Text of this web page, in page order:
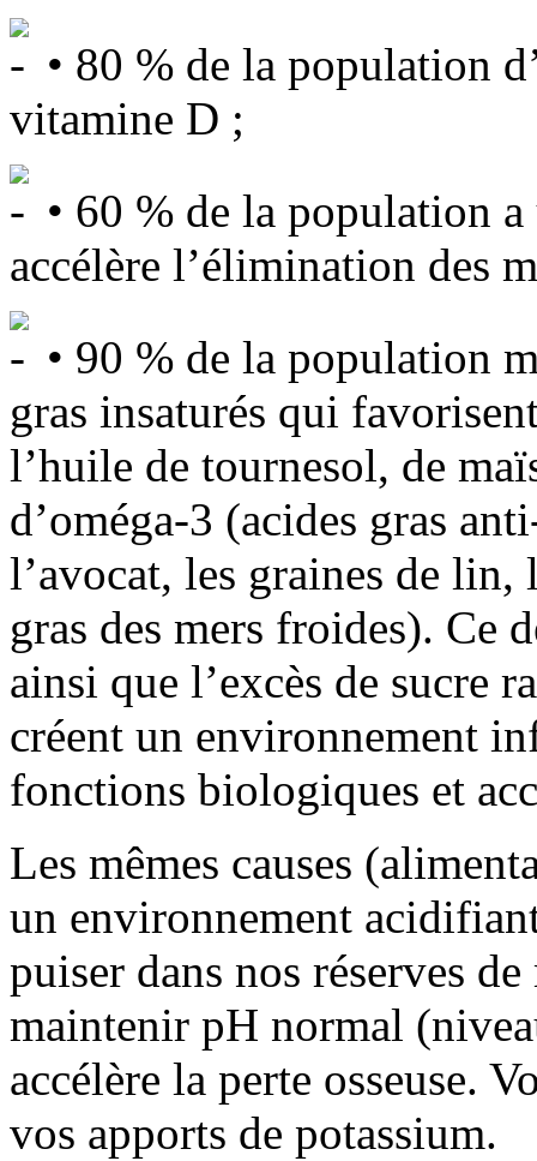
• 80 % de la population
vitamine D ;
• 60 % de la population
accélère l’élimination des
• 90 % de la population
gras insaturés qui
l’huile de tournesol, de
d’oméga-3 (acides gras
l’avocat, les graines de
gras des mers froides). Ce
ainsi que l’excès de sucre
créent un environnement
fonctions biologiques et
Les mêmes causes
un environnement
puiser dans nos réserves
maintenir pH normal
accélère la perte osseuse.
vos apports de potassium.